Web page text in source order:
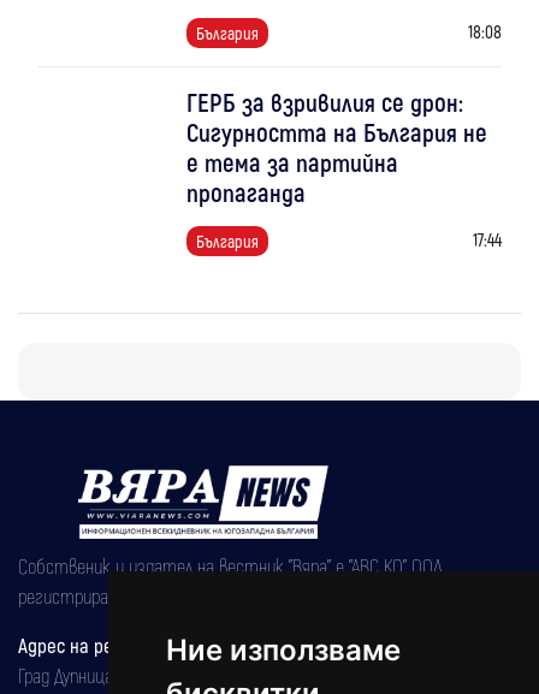
Ние използваме
България 18:08
ГЕРБ за взривилия се дрон:
Сигурността на България не
е тема за партийна
пропаганда
България 17:44
Собственик и издател на вестник "Вяра" е "АВС КО" ООД,
регистрирана на 08.05.2002 година.
Адрес на редакцията
Град Дупница, ул.''Христо Ботев" 43